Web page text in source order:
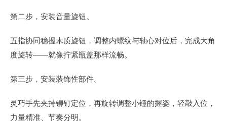
第二步，安装音量旋钮。
五指协同稳握木质旋钮，调整内螺纹与轴心对位后，完成大角
度旋转——就像拧紧瓶盖那样流畅。
第三步，安装装饰性部件。
灵巧手先夹持铆钉定位，再旋转调整小锤的握姿，轻敲入位，
力量精准、节奏分明。